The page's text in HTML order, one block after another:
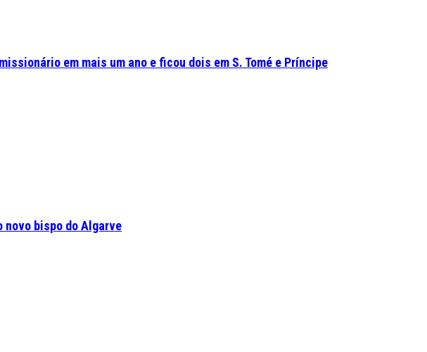
em mais um ano e ficou dois em S. Tomé e Príncipe
novo bispo do Algarve